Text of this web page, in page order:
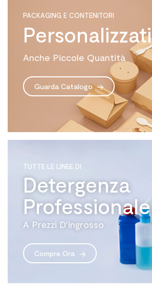
PACKAGING E CONTENITORI
Personalizzati
Anche Piccole Quantità
Guarda Catalogo
TUTTE LE LINEE DI
Detergenza
Professionale
A Prezzi D'ingrosso
Compre Ora